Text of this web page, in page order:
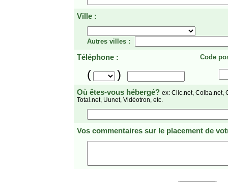
Ville :
Autres villes :
Téléphone : Code
( )
Où êtes-vous hébergé? ex: Clic.net, Colba.net,
Total.net, Uunet, Vidéotron, etc.
Vos commentaires sur le placement de